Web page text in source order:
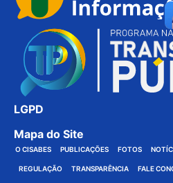
LGPD
Mapa do Site
O CISABES PUBLICAÇÕES FOTOS
REGULAÇÃO TRANSPARÊNCIA FALE